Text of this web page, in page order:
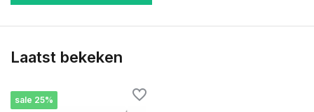
Laatst bekeken
sale 25%